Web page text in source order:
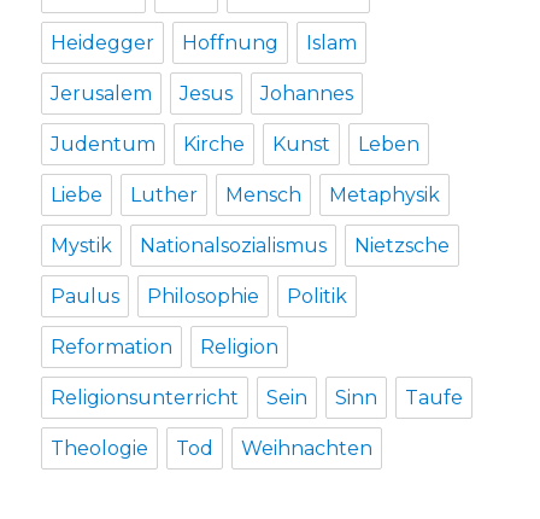
Heidegger Hoffnung Islam
Jerusalem Jesus Johannes
Judentum Kirche Kunst Leben
Liebe Luther Mensch Metaphysik
Mystik Nationalsozialismus Nietzsche
Paulus Philosophie Politik
Reformation Religion
Religionsunterricht Sein Sinn Taufe
Theologie Tod Weihnachten